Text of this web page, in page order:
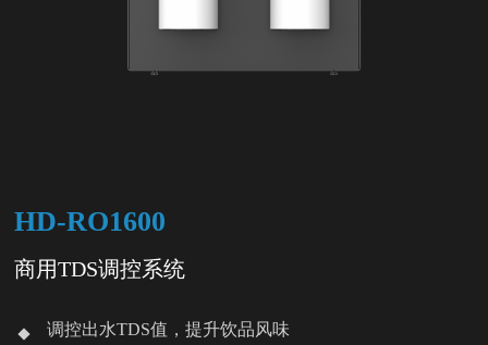
HD-RO1600
商用TDS调控系统
调控出水TDS值，提升饮品风味